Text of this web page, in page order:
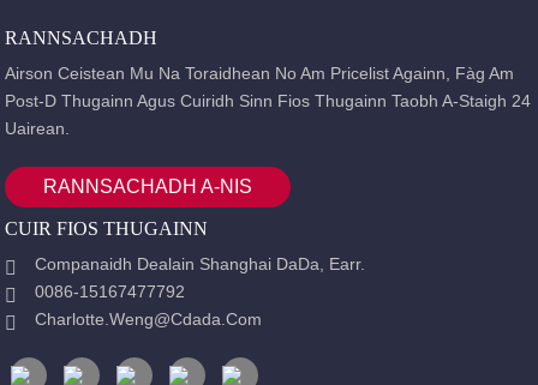
RANNSACHADH
Airson Ceistean Mu Na Toraidhean No Am Pricelist Againn, Fàg Am
Post-D Thugainn Agus Cuiridh Sinn Fios Thugainn Taobh A-Staigh 24
Uairean.
RANNSACHADH A-NIS
CUIR FIOS THUGAINN
Companaidh Dealain Shanghai DaDa, Earr.
0086-15167477792
Charlotte.weng@cdada.com